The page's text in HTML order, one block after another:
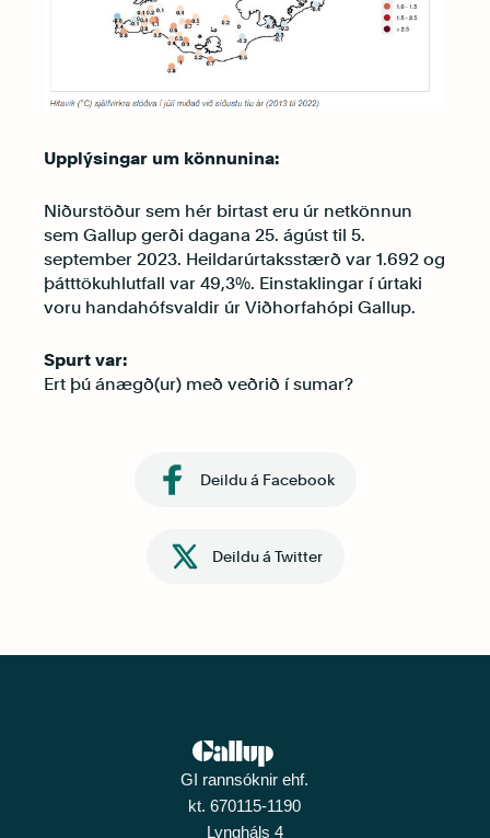
Upplýsingar um könnunina:
Niðurstöður sem hér birtast eru úr netkönnun
sem Gallup gerði dagana 25. ágúst til 5.
september 2023. Heildarúrtaksstærð var 1.692 og
þátttökuhlutfall var 49,3%. Einstaklingar í úrtaki
voru handahófsvaldir úr Viðhorfahópi Gallup.
Spurt var:
Ert þú ánægð(ur) með veðrið í sumar?
Deildu á Facebook
Deildu á Twitter
GI rannsóknir ehf.
kt. 670115-1190
Lyngháls 4